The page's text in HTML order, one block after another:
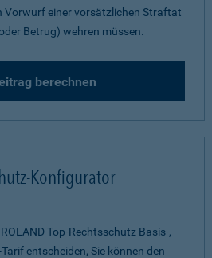
Vorwurf einer vorsätzlichen Straftat
Betrug) wehren müssen.
berechnen
Konfigurator
Top-Rechtsschutz Basis-,
entscheiden, Sie können den